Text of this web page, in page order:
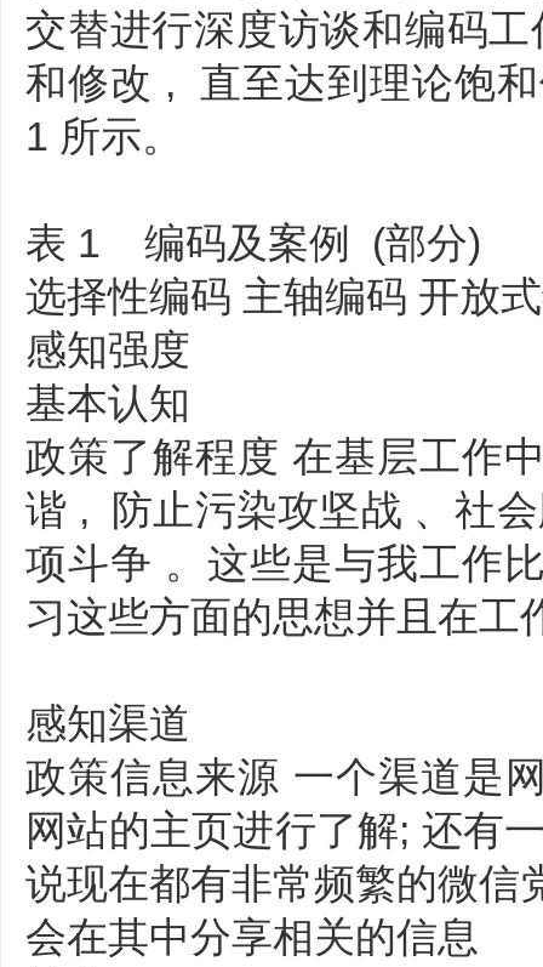
交替进行深度访谈和编码
和修改 , 直至达到理论饱
1 所示。
表 1 编码及案例 (部分)
选择性编码 主轴编码 开放
感知强度
基本认知
政策了解程度 在基层工作
谐 , 防止污染攻坚战 、社
项斗争 。这些是与我工作
习这些方面的思想并且在工
感知渠道
政策信息来源 一个渠道是
网站的主页进行了解; 还有
说现在都有非常频繁的微信
会在其中分享相关的信息